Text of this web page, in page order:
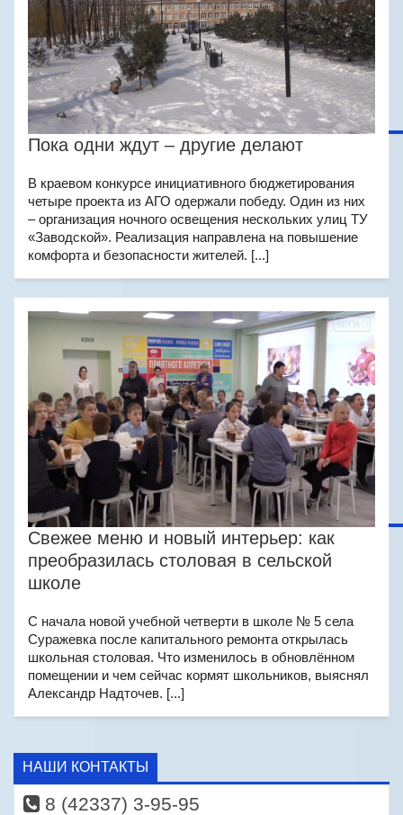
Пока одни ждут – другие делают
В краевом конкурсе инициативного бюджетирования
четыре проекта из АГО одержали победу. Один из них
– организация ночного освещения нескольких улиц ТУ
«Заводской». Реализация направлена на повышение
комфорта и безопасности жителей. [...]
Свежее меню и новый интерьер: как
преобразилась столовая в сельской
школе
С начала новой учебной четверти в школе № 5 села
Суражевка после капитального ремонта открылась
школьная столовая. Что изменилось в обновлённом
помещении и чем сейчас кормят школьников, выяснял
Александр Надточев. [...]
НАШИ КОНТАКТЫ
8 (42337) 3-95-95